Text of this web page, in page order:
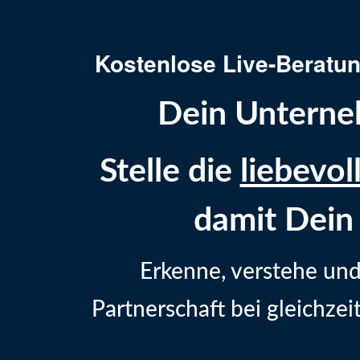
Kostenlose Live-
Dein
Stelle die
damit
Erkenne, verstehe
Partnerschaft bei